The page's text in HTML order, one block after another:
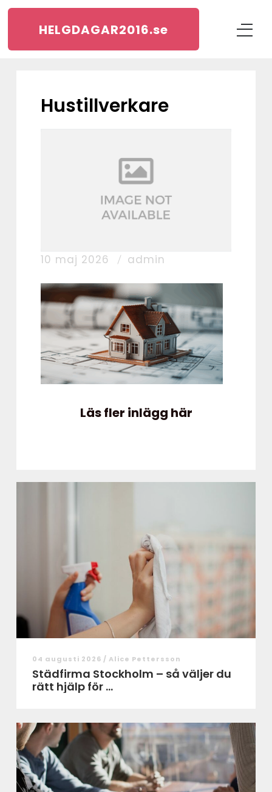
HELGDAGAR2016.se
hustillverkare
10 maj 2026 admin
Läs fler inlägg här
04 augusti 2026 / Alice Pettersson
Städfirma Stockholm – så väljer du
rätt hjälp för ...